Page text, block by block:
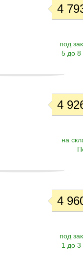
4
под
5 до 8
4
на
4
под
1 до 3